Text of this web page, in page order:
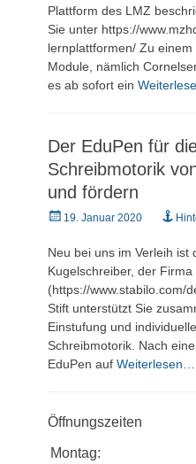
Plattform des LMZ
Sie unter https://
lernplattformen/ Zu
Module, nämlich
es ab sofort ein
Der EduPen für
Schreibmotorik
und fördern
Veröffentlicht
19. Januar 2020
Neu bei uns im Verleih ist
Kugelschreiber, der Firma
(https://www.stabilo.com/
Stift unterstützt Sie
Einstufung und
Schreibmotorik. Nach
EduPen auf Weiterlesen…
Öffnungszeiten
Montag: